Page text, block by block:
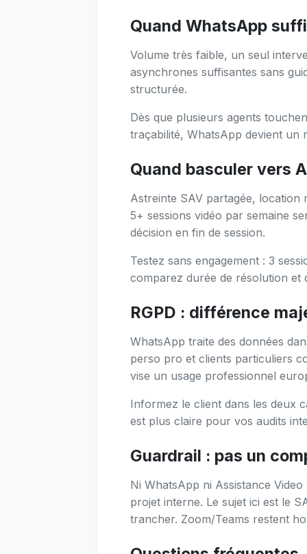
Quand WhatsApp
Volume très faible, un seul
asynchrones suffisantes sans
structurée.
Dès que plusieurs agents
traçabilité, WhatsApp devient un
Quand basculer vers
Astreinte SAV partagée, location
5+ sessions vidéo par semaine
décision en fin de session.
Testez sans engagement : 3
comparez durée de résolution et
RGPD : différence
WhatsApp traite des données
perso pro et clients particuliers
vise un usage professionnel
Informez le client dans les deux
est plus claire pour vos audits
Guardrail : pas un
Ni WhatsApp ni Assistance
projet interne. Le sujet ici est le
trancher. Zoom/Teams restent